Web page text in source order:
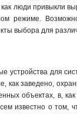
люди привыкли
режиме.
выбора для
для
как заведено,
объектах, в,
известно о том,